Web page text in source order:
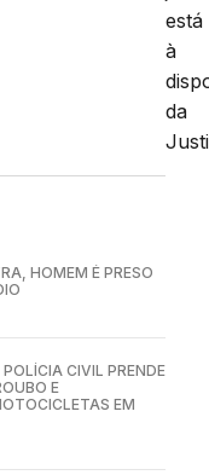
está
à
da
HOMEM É PRESO
CIVIL PRENDE
E
EM